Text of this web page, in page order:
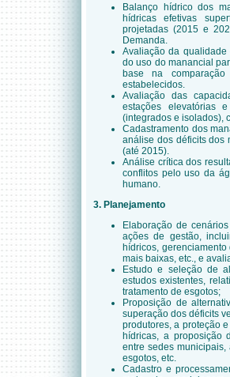
Balanço hídrico dos
hídricas efetivas
projetadas (2015 e
Demanda.
Avaliação da
do uso do manancial
base na
estabelecidos.
Avaliação das
estações elevatórias
(integrados e isolados),
Cadastramento dos
análise dos déficits dos
(até 2015).
Análise crítica dos
conflitos pelo uso da
humano.
3. Planejamento
Elaboração de
ações de gestão,
hídricos,
mais baixas, etc., e
Estudo e seleção de
estudos existentes,
tratamento de esgotos;
Proposição de
superação dos déficits
produtores, a proteção
hídricas, a proposição
entre sedes
esgotos, etc.
Cadastro e